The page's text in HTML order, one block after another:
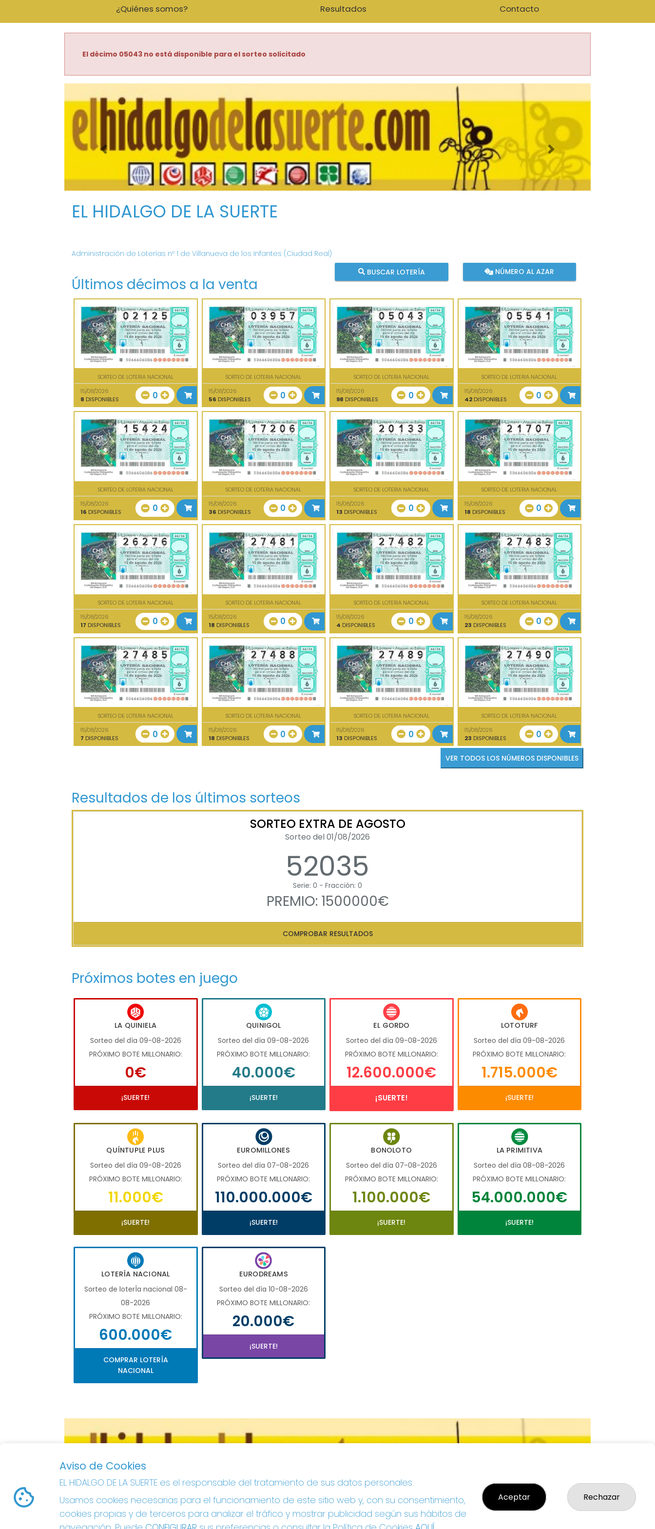
¿Quiénes somos? Resultados Contacto
El décimo 05043 no está disponible para el sorteo solicitado
Imagen anterior Imagen siguiente
EL HIDALGO DE LA SUERTE
Administración de Loterías nº 1 de Villanueva de los Infantes (Ciudad Real)
Últimos décimos a la venta
BUSCAR LOTERÍA NÚMERO AL AZAR
SORTEO DE LOTERIA NACIONAL
15/08/2026
8 DISPONIBLES 0
SORTEO DE LOTERIA NACIONAL
15/08/2026
56 DISPONIBLES 0
SORTEO DE LOTERIA NACIONAL
15/08/2026
98 DISPONIBLES 0
SORTEO DE LOTERIA NACIONAL
15/08/2026
42DISPONIBLES 0
SORTEO DE LOTERIA NACIONAL
15/08/2026
16 DISPONIBLES 0
SORTEO DE LOTERIA NACIONAL
15/08/2026
36 DISPONIBLES 0
SORTEO DE LOTERIA NACIONAL
15/08/2026
13 DISPONIBLES 0
SORTEO DE LOTERIA NACIONAL
15/08/2026
18 DISPONIBLES 0
SORTEO DE LOTERIA NACIONAL
15/08/2026
17 DISPONIBLES 0
SORTEO DE LOTERIA NACIONAL
15/08/2026
18 DISPONIBLES 0
SORTEO DE LOTERIA NACIONAL
15/08/2026
4 DISPONIBLES 0
SORTEO DE LOTERIA NACIONAL
15/08/2026
23 DISPONIBLES 0
SORTEO DE LOTERIA NACIONAL
15/08/2026
7 DISPONIBLES 0
SORTEO DE LOTERIA NACIONAL
15/08/2026
18 DISPONIBLES 0
SORTEO DE LOTERIA NACIONAL
15/08/2026
13 DISPONIBLES 0
SORTEO DE LOTERIA NACIONAL
15/08/2026
23 DISPONIBLES 0
VER TODOS LOS NÚMEROS DISPONIBLES
Resultados de los últimos sorteos
SORTEO EXTRA DE AGOSTO
Sorteo del 01/08/2026
52035
Serie: 0 - Fracción: 0
PREMIO: 1500000€
COMPROBAR RESULTADOS
Próximos botes en juego
LA QUINIELA
Sorteo del día 09-08-2026
PRÓXIMO BOTE MILLONARIO:
0€
¡SUERTE!
QUINIGOL
Sorteo del día 09-08-2026
PRÓXIMO BOTE MILLONARIO:
40.000€
¡SUERTE!
EL GORDO
Sorteo del día 09-08-2026
PRÓXIMO BOTE MILLONARIO:
12.600.000€
¡SUERTE!
LOTOTURF
Sorteo del día 09-08-2026
PRÓXIMO BOTE MILLONARIO:
1.715.000€
¡SUERTE!
QUÍNTUPLE PLUS
Sorteo del día 09-08-2026
PRÓXIMO BOTE MILLONARIO:
11.000€
¡SUERTE!
EUROMILLONES
Sorteo del día 07-08-2026
PRÓXIMO BOTE MILLONARIO:
110.000.000€
¡SUERTE!
BONOLOTO
Sorteo del día 07-08-2026
PRÓXIMO BOTE MILLONARIO:
1.100.000€
¡SUERTE!
LA PRIMITIVA
Sorteo del día 08-08-2026
PRÓXIMO BOTE MILLONARIO:
54.000.000€
¡SUERTE!
LOTERÍA NACIONAL
Sorteo de loterÍa nacional 08-
08-2026
PRÓXIMO BOTE MILLONARIO:
600.000€
COMPRAR LOTERÍA
NACIONAL
EURODREAMS
Sorteo del día 10-08-2026
PRÓXIMO BOTE MILLONARIO:
20.000€
¡SUERTE!
Aviso de Cookies
EL HIDALGO DE LA SUERTE es el responsable del tratamiento de sus datos personales.
Usamos cookies necesarias para el funcionamiento de este sitio web y, con su consentimiento,
cookies propias y de terceros para analizar el tráfico y mostrar publicidad según sus hábitos de
Aceptar Rechazar